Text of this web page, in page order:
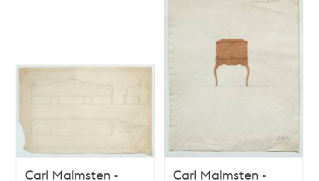
Carl Malmsten -
Carl Malmsten -